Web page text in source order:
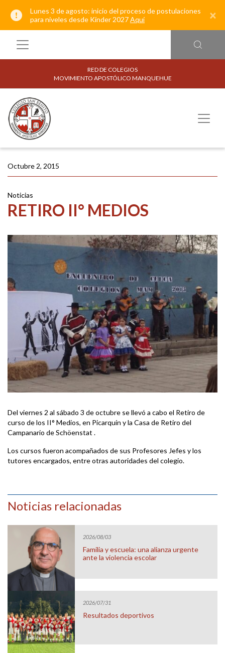
Lunes 3 de agosto: inicio del proceso de postulaciones
para niveles desde Kínder 2027Aquí ×
RED DE COLEGIOS
MOVIMIENTO APOSTÓLICO MANQUEHUE
Octubre 2, 2015
Noticias
RETIRO II° MEDIOS
Del viernes 2 al sábado 3 de octubre se llevó a cabo el Retiro de
curso de los II° Medios, en Picarquín y la Casa de Retiro del
Campanario de Schöenstat .
Los cursos fueron acompañados de sus Profesores Jefes y los
tutores encargados, entre otras autoridades del colegio.
Noticias relacionadas
2026/08/03
Familia y escuela: una alianza urgente
ante la violencia escolar
2026/07/31
Resultados deportivos